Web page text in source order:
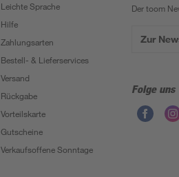
Leichte Sprache
Hilfe
Zahlungsarten
Bestell- & Lieferservices
Versand
Rückgabe
Vorteilskarte
Gutscheine
Verkaufsoffene Sonntage
Der toom
Zur
Folge uns